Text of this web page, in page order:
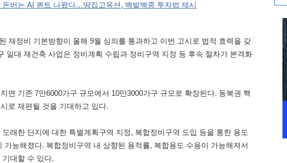
버는 AI 퀀트 나왔다…땅집고옥션, 백발백중 투자법 제시
재정비 기본방향이 올해 9월 심의를 통과하고 이번 고시로 법적 효력을 갖
일대 재건축 사업은 정비계획 수립과 정비구역 지정 등 후속 절차가 본격화
면 기존 7만6000가구 규모에서 10만3000가구 규모로 확장된다. 동북권 핵
로 재편될 것을 기대하고 있다.
래한 단지에 대한 특별계획구역 지정, 복합정비구역 도입 등을 통한 용도
가능해졌다. 복합정비구역 내 상향된 용적률, 복합용도 수용이 가능해져서
대할 수 있다.